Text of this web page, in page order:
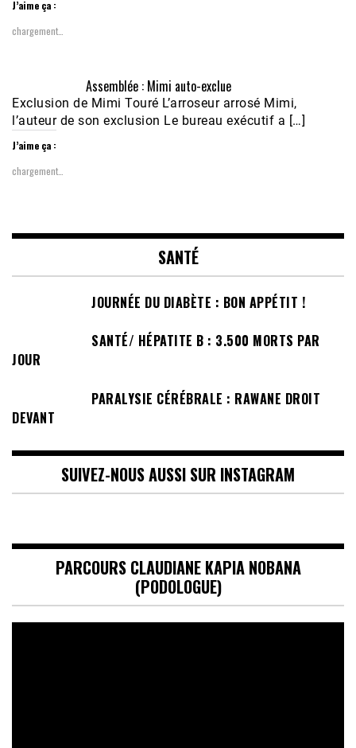
J’aime ça :
chargement…
Assemblée : Mimi auto-exclue
Exclusion de Mimi Touré L’arroseur arrosé Mimi,
l’auteur de son exclusion Le bureau exécutif a […]
J’aime ça :
chargement…
SANTÉ
JOURNÉE DU DIABÈTE : BON APPÉTIT !
SANTÉ/ HÉPATITE B : 3.500 MORTS PAR
JOUR
PARALYSIE CÉRÉBRALE : RAWANE DROIT
DEVANT
SUIVEZ-NOUS AUSSI SUR INSTAGRAM
PARCOURS CLAUDIANE KAPIA NOBANA
(PODOLOGUE)